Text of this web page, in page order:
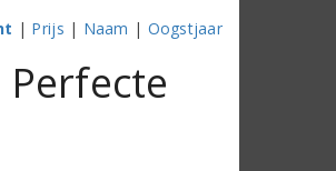
| Prijs | Naam | Oogstjaar